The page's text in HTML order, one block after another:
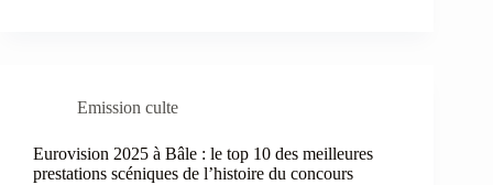
Emission culte
Eurovision 2025 à Bâle : le top 10 des meilleures
prestations scéniques de l’histoire du concours